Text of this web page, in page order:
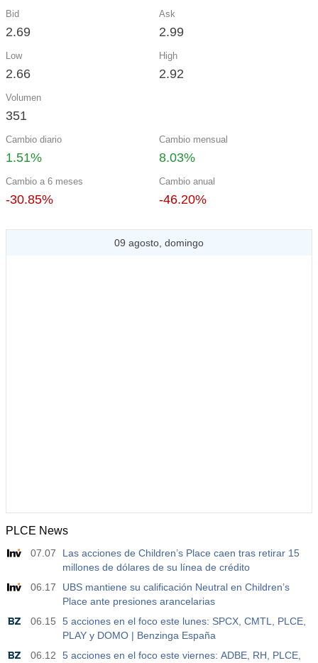
Bid
2.69
Ask
2.99
Low
2.66
High
2.92
Volumen
351
Cambio diario
1.51%
Cambio mensual
8.03%
Cambio a 6 meses
-30.85%
Cambio anual
-46.20%
09 agosto, domingo
PLCE News
07.07
Las acciones de Children’s Place caen tras retirar 15
millones de dólares de su línea de crédito
06.17
UBS mantiene su calificación Neutral en Children’s
Place ante presiones arancelarias
06.15
5 acciones en el foco este lunes: SPCX, CMTL, PLCE,
PLAY y DOMO | Benzinga España
06.12
5 acciones en el foco este viernes: ADBE, RH, PLCE,